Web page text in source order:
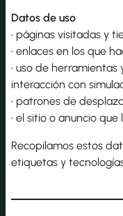
Datos de uso
• páginas visitadas y
• enlaces en los que
• uso de
interacción con
• patrones de
• el sitio o anuncio
Recopilamos estos
etiquetas y